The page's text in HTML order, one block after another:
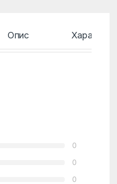
Опис
0
0
0